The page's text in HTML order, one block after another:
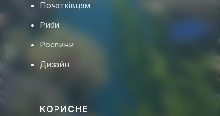
🦑
Початківцям
Риби
Рослини
Дизайн
КОРИСНЕ